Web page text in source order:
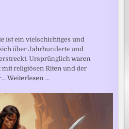
ist ein vielschichtiges und
über Jahrhunderte und
Ursprünglich waren
mit religiösen Riten und der
Weiterlesen …